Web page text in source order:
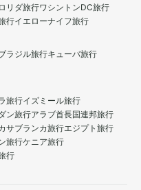
リダ旅行ワシントンDC旅行
行イエローナイフ旅行
ラジル旅行キューバ旅行
旅行イズミール旅行
ン旅行アラブ首長国連邦旅行
サブランカ旅行エジプト旅行
旅行ケニア旅行
行